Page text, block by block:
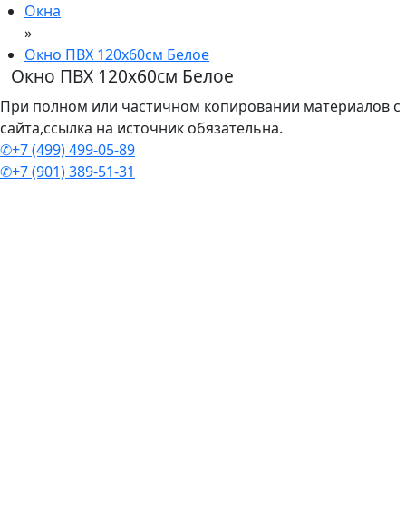
Окна
»
Окно ПВХ 120х60см Белое
Окно ПВХ 120х60см Белое
При полном или частичном копировании материалов с
сайта,ссылка на источник обязательна.
✆+7 (499) 499-05-89
✆+7 (901) 389-51-31